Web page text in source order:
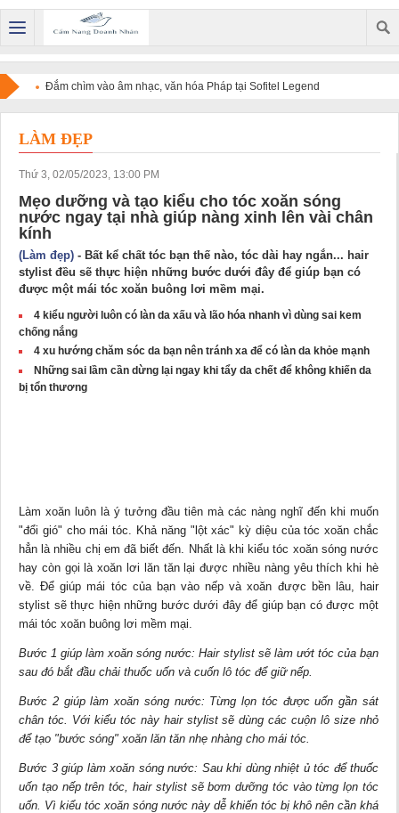
Đắm chìm vào âm nhạc, văn hóa Pháp tại Sofitel Legend
Metropole Hanoi
LÀM ĐẸP
Thứ 3, 02/05/2023, 13:00 PM
Mẹo dưỡng và tạo kiểu cho tóc xoăn sóng
nước ngay tại nhà giúp nàng xinh lên vài chân
kính
(Làm đẹp) - Bất kể chất tóc bạn thế nào, tóc dài hay ngắn... hair
stylist đều sẽ thực hiện những bước dưới đây để giúp bạn có
được một mái tóc xoăn buông lơi mềm mại.
4 kiểu người luôn có làn da xấu và lão hóa nhanh vì dùng sai kem
chống nắng
4 xu hướng chăm sóc da bạn nên tránh xa để có làn da khỏe mạnh
Những sai lầm cần dừng lại ngay khi tẩy da chết để không khiến da
bị tổn thương
Làm xoăn luôn là ý tưởng đầu tiên mà các nàng nghĩ đến khi muốn
"đổi gió" cho mái tóc. Khả năng "lột xác" kỳ diệu của tóc xoăn chắc
hẳn là nhiều chị em đã biết đến. Nhất là khi kiểu tóc xoăn sóng nước
hay còn gọi là xoăn lơi lăn tăn lại được nhiều nàng yêu thích khi hè
về. Để giúp mái tóc của bạn vào nếp và xoăn được bền lâu, hair
stylist sẽ thực hiện những bước dưới đây để giúp bạn có được một
mái tóc xoăn buông lơi mềm mại.
Bước 1 giúp làm xoăn sóng nước: Hair stylist sẽ làm ướt tóc của bạn
sau đó bắt đầu chải thuốc uốn và cuốn lô tóc để giữ nếp.
Bước 2 giúp làm xoăn sóng nước: Từng lọn tóc được uốn gần sát
chân tóc. Với kiểu tóc này hair stylist sẽ dùng các cuộn lô size nhỏ
để tạo "bước sóng" xoăn lăn tăn nhẹ nhàng cho mái tóc.
Bước 3 giúp làm xoăn sóng nước: Sau khi dùng nhiệt ủ tóc để thuốc
uốn tạo nếp trên tóc, hair stylist sẽ bơmdưỡng tócvào từng lọn tóc
uốn. Vì kiểu tóc xoăn sóng nước này dễ khiến tóc bị khô nên cần khá